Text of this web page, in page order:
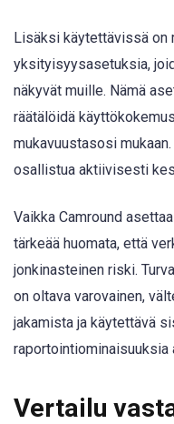
Lisäksi käytettävissä on
yksityisyysasetuksia,
näkyvät muille. Nämä
räätälöidä
mukavuustasosi
osallistua aktiivisesti
Vaikka Camround
tärkeää huomata, että
jonkinasteinen riski.
on oltava varovainen,
jakamista ja käytettävä
raportointiominaisuuksia
Vertailu